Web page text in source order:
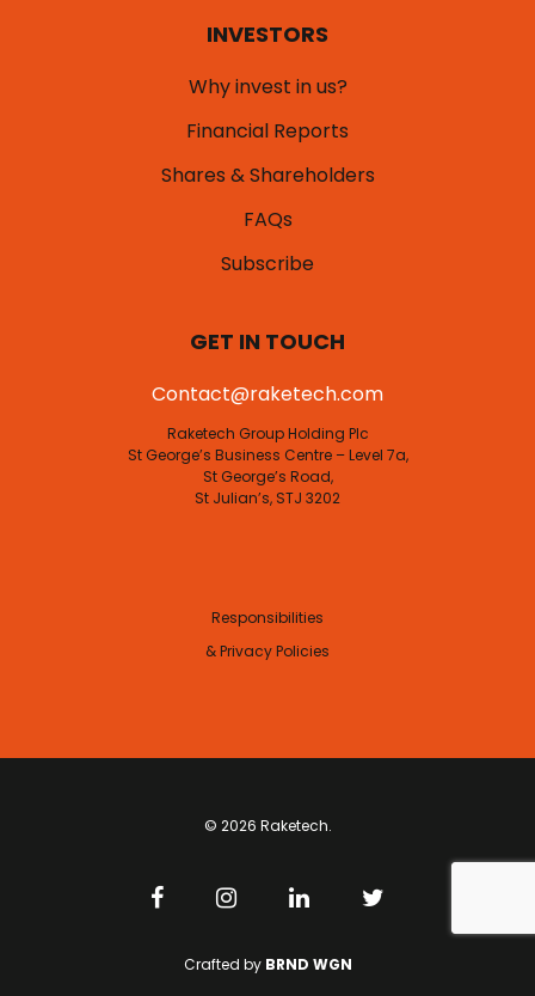
INVESTORS
Why invest in us?
Financial Reports
Shares & Shareholders
FAQs
Subscribe
GET IN TOUCH
Contact@raketech.com
Raketech Group Holding Plc
St George’s Business Centre – Level 7a,
St George’s Road,
St Julian’s, STJ 3202
Responsibilities
& Privacy Policies
© 2026 Raketech.
Crafted by BRND WGN